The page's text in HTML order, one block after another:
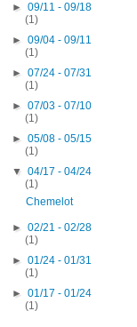
►09/11 - 09/18
(1)
►09/04 - 09/11
(1)
►07/24 - 07/31
(1)
►07/03 - 07/10
(1)
►05/08 - 05/15
(1)
▼04/17 - 04/24
(1)
Chemelot
►02/21 - 02/28
(1)
►01/24 - 01/31
(1)
►01/17 - 01/24
(1)